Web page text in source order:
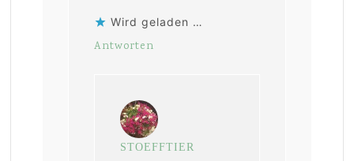
Wird geladen …
Antworten
STOEFFTIER